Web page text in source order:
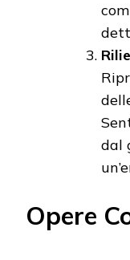
dal
Opere